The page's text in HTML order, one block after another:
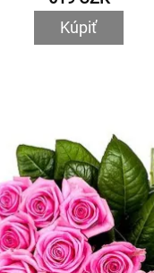
Kúpiť